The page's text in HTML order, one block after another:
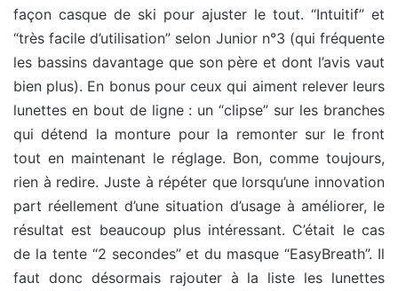
façon casque de ski pour ajuster le tout. “Intuitif” et
“très facile d’utilisation” selon Junior n°3 (qui fréquente
les bassins davantage que son père et dont l’avis vaut
bien plus). En bonus pour ceux qui aiment relever leurs
lunettes en bout de ligne : un “clipse” sur les branches
qui détend la monture pour la remonter sur le front
tout en maintenant le réglage. Bon, comme toujours,
rien à redire. Juste à répéter que lorsqu’une innovation
part réellement d’une situation d’usage à améliorer, le
résultat est beaucoup plus intéressant. C’était le cas
de la tente “2 secondes” et du masque “EasyBreath”. Il
faut donc désormais rajouter à la liste les lunettes